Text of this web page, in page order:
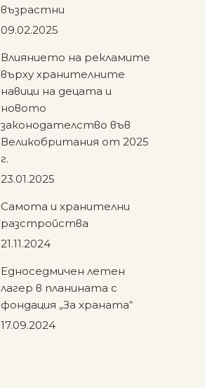
възрастни
09.02.2025
Влиянието на рекламите
върху хранителните
навици на децата и
новото
законодателство във
Великобритания от 2025
г.
23.01.2025
Самота и хранителни
разстройства
21.11.2024
Едноседмичен летен
лагер в планината с
фондация „За храната“
17.09.2024